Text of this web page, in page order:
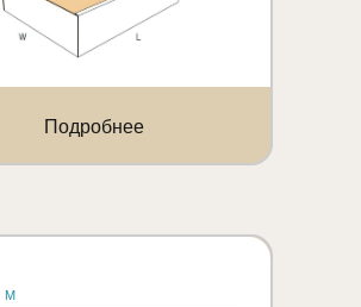
Подробнее
M